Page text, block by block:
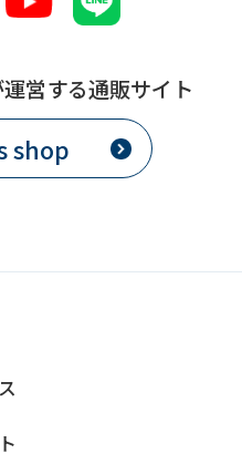
営する通販サイト
shop